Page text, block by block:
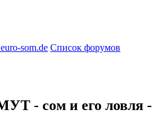
som.de Список форумов
- сом и его ловля -